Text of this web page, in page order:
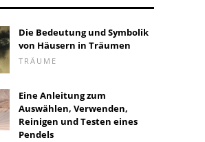
Die Bedeutung und Symbolik
von Häusern in Träumen
TRÄUME
Eine Anleitung zum
Auswählen, Verwenden,
Reinigen und Testen eines
Pendels